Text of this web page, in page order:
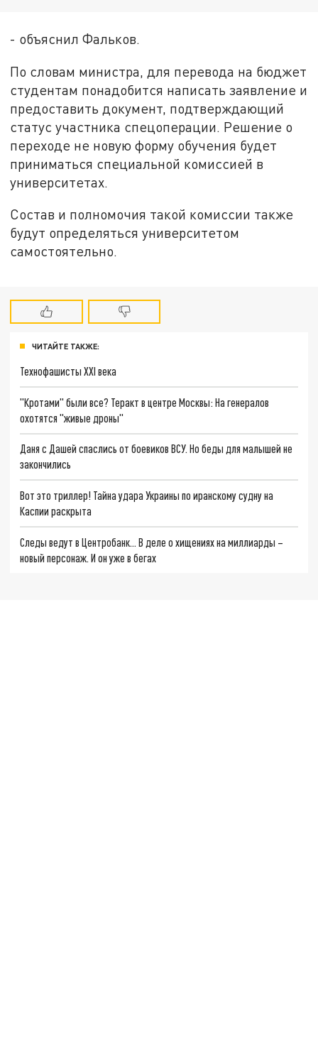
- объяснил Фальков.
По словам министра, для перевода на бюджет
студентам понадобится написать заявление и
предоставить документ, подтверждающий
статус участника спецоперации. Решение о
переходе не новую форму обучения будет
приниматься специальной комиссией в
университетах.
Состав и полномочия такой комиссии также
будут определяться университетом
самостоятельно.
ЧИТАЙТЕ ТАКЖЕ:
Технофашисты XXI века
"Кротами" были все? Теракт в центре Москвы: На генералов
охотятся "живые дроны"
Даня с Дашей спаслись от боевиков ВСУ. Но беды для малышей не
закончились
Вот это триллер! Тайна удара Украины по иранскому судну на
Каспии раскрыта
Следы ведут в Центробанк… В деле о хищениях на миллиарды –
новый персонаж. И он уже в бегах